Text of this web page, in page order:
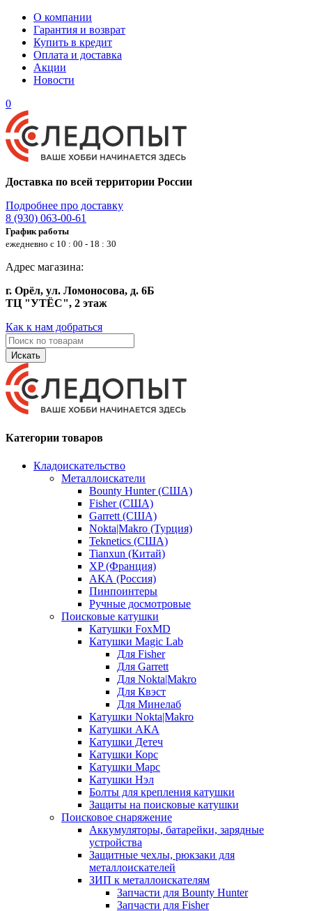
О компании
Гарантия и возврат
Купить в кредит
Оплата и доставка
Акции
Новости
0
Доставка по всей территории России
Подробнее про доставку
8 (930) 063-00-61
График работы
ежедневно с 10 : 00 - 18 : 30
Адрес магазина:
г. Орёл, ул. Ломоносова, д. 6Б
ТЦ "УТЁС", 2 этаж
Как к нам добраться
Искать
Категории товаров
Кладоискательство
Металлоискатели
Bounty Hunter (США)
Fisher (США)
Garrett (США)
Nokta|Makro (Турция)
Teknetics (США)
Tianxun (Китай)
XP (Франция)
АКА (Россия)
Пинпоинтеры
Ручные досмотровые
Поисковые катушки
Катушки FoxMD
Катушки Magic Lab
Для Fisher
Для Garrett
Для Nokta|Makro
Для Квэст
Для Минелаб
Катушки Nokta|Makro
Катушки АКА
Катушки Детеч
Катушки Корс
Катушки Марс
Катушки Нэл
Болты для крепления катушки
Защиты на поисковые катушки
Поисковое снаряжение
Аккумуляторы, батарейки, зарядные
устройства
Защитные чехлы, рюкзаки для
металлоискателей
ЗИП к металлоискателям
Запчасти для Bounty Hunter
Запчасти для Fisher